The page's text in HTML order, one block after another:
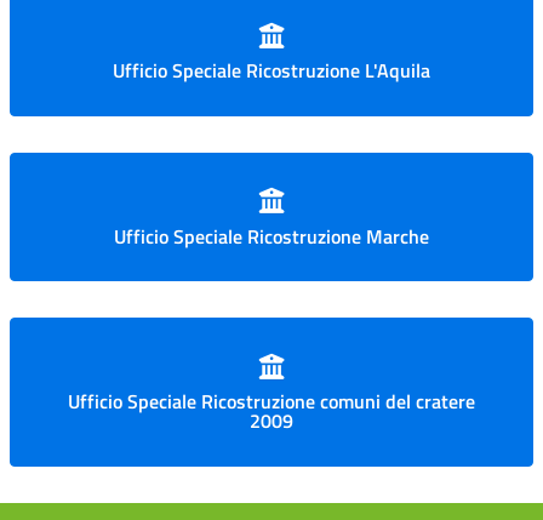
Ufficio Speciale Ricostruzione L'Aquila
Ufficio Speciale Ricostruzione Marche
Ufficio Speciale Ricostruzione comuni del cratere
2009